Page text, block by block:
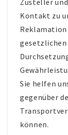
Zusteller
Kontakt zu
gesetzlichen
Sie helfen
gegenüber
können.